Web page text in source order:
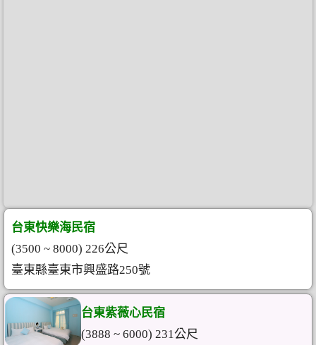
台東快樂海民宿
(3500 ~ 8000) 226公尺
臺東縣臺東市興盛路250號
台東紫薇心民宿
(3888 ~ 6000) 231公尺